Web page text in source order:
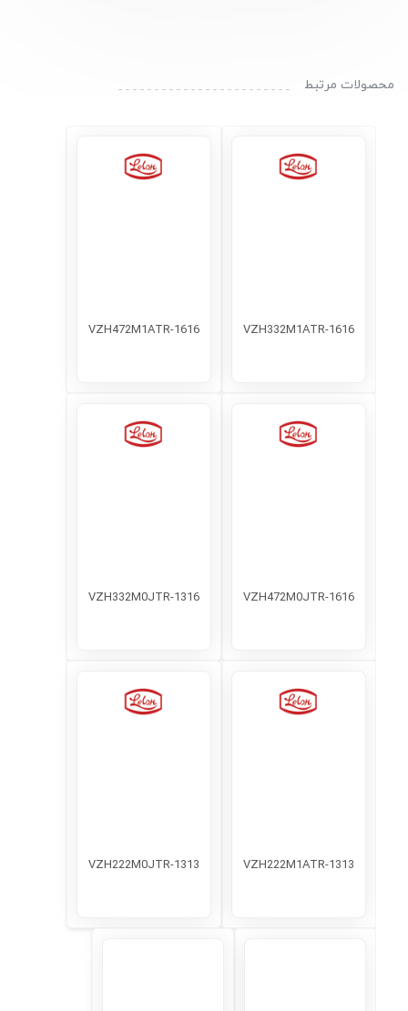
محصولات مرتبط
VZH332M1ATR-1616
VZH472M1ATR-1616
VZH472M0JTR-1616
VZH332M0JTR-1316
VZH222M1ATR-1313
VZH222M0JTR-1313